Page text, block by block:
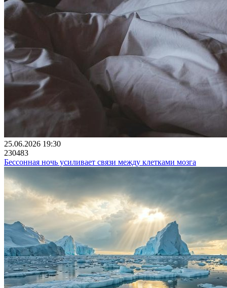
25.06.2026 19:30
230483
Бессонная ночь усиливает связи между клетками мозга